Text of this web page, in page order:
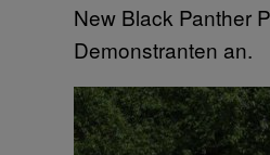
New Black Panther
Demonstranten an.